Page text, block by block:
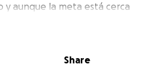
aunque la meta está cerca
Aún no se ha incorporado
Share